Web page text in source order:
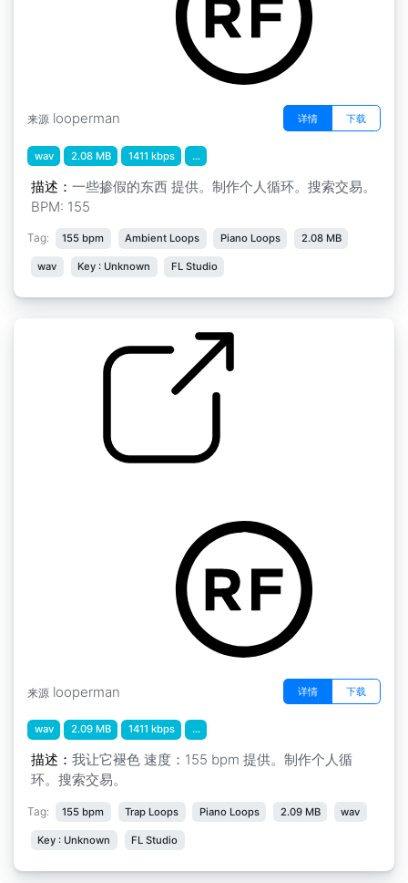
来源 looperman 详情 下载
wav 2.08 MB 1411 kbps ...
描述： 一些掺假的东西 提供。制作个人循环。搜索交易。
BPM: 155
Tag: 155 bpm Ambient Loops Piano Loops 2.08 MB
wav Key : Unknown FL Studio
来源 looperman 详情 下载
wav 2.09 MB 1411 kbps ...
描述： 我让它褪色 速度：155 bpm 提供。制作个人循
环。搜索交易。
Tag: 155 bpm Trap Loops Piano Loops 2.09 MB wav
Key : Unknown FL Studio